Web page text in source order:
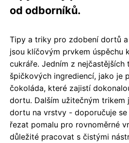
od odborníků.
Tipy a triky pro zdobení dortů
jsou klíčovým prvkem úspěchu
cukráře. Jedním z nejčastějších
špičkových ingrediencí, jako je
čokoláda, které zajistí
dortu. Dalším užitečným trikem
dortu na vrstvy - doporučuje
řezat pomalu pro rovnoměrné
důležité pracovat s čistými